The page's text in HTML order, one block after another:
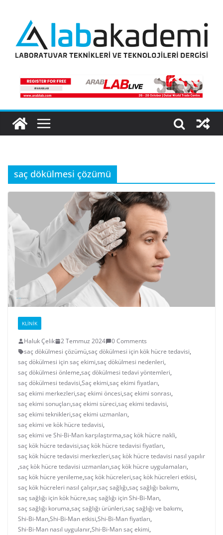
content
saç dökülmesi çözümü
KLINIK
Haluk Çelik 2 Temmuz 2024
0 Comments
saç dökülmesi çözümü,saç dökülmesi için kök hücre tedavisi,
saç dökülmesi için saç ekimi,saç dökülmesi nedenleri,
saç dökülmesi önleme,saç dökülmesi tedavi yöntemleri,
saç dökülmesi tedavisi,Saç ekimi,saç ekimi fiyatları,
saç ekimi merkezleri,saç ekimi öncesi,saç ekimi sonrası,
saç ekimi sonuçları,saç ekimi süreci,saç ekimi tedavisi,
saç ekimi teknikleri,saç ekimi uzmanları,
saç ekimi ve kök hücre tedavisi,
saç ekimi ve Shi-Bi-Man karşılaştırma,saç kök hücre nakli,
saç kök hücre tedavisi,saç kök hücre tedavisi fiyatları,
saç kök hücre tedavisi merkezleri,saç kök hücre tedavisi nasıl yapılır
,saç kök hücre tedavisi uzmanları,saç kök hücre uygulamaları,
saç kök hücre yenileme,saç kök hücreleri,saç kök hücreleri etkisi,
saç kök hücreleri nasıl çalışır,saç sağlığı,saç sağlığı bakımı,
saç sağlığı için kök hücre,saç sağlığı için Shi-Bi-Man,
saç sağlığı koruma,saç sağlığı ürünleri,saç sağlığı ve bakımı,
Shi-Bi-Man,Shi-Bi-Man etkisi,Shi-Bi-Man fiyatları,
Shi-Bi-Man nasıl uygulanır,Shi-Bi-Man saç ekimi,